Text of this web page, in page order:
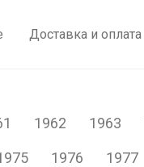
Доставка и оплата
1962 1963
1976 1977